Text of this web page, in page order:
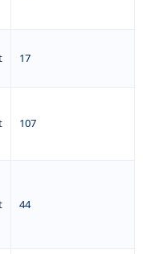
17
107
44